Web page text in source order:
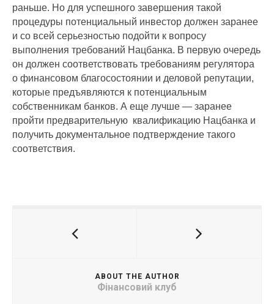
раньше. Но для успешного завершения такой
процедуры потенциальный инвестор должен заранее
и со всей серьезностью подойти к вопросу
выполнения требований Нацбанка. В первую очередь
он должен соответствовать требованиям регулятора
о финансовом благосостоянии и деловой репутации,
которые предъявляются к потенциальным
собственникам банков. А еще лучше — заранее
пройти предварительную квалификацию Нацбанка и
получить документальное подтверждение такого
соответствия.
ABOUT THE AUTHOR
Фінансовий клуб